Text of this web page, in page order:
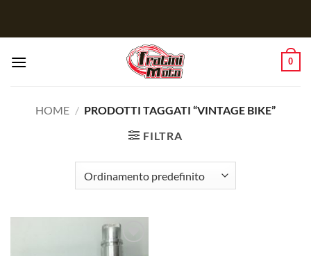
0
HOME / PRODOTTI TAGGATI “VINTAGE BIKE”
FILTRA